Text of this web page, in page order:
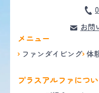
お問
メニュー
ファンダイビング 体
プラスアルファにつ